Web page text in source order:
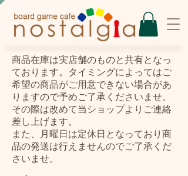
​商品在庫は実店舗のものと共有となっ
ております。タイミングによってはご
希望の商品がご用意できない場合があ
りますので予めご了承くださいませ。
その際は改めて当ショップよりご連絡
差し上げます。
また、月曜日は定休日となっており商
品の発送は行えませんのでご了承くだ
さいませ。